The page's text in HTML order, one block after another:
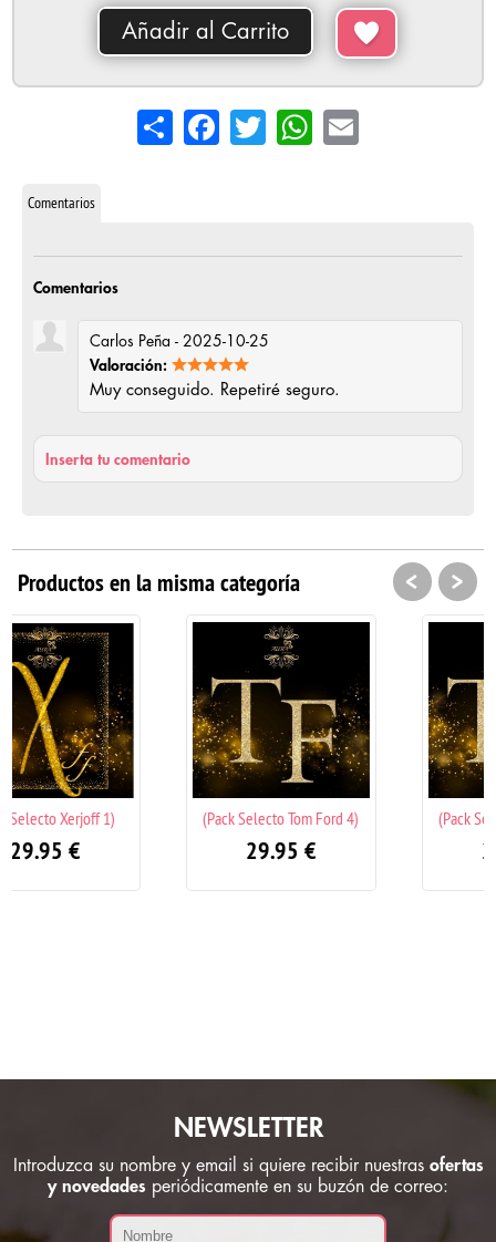
Añadir al Carrito
Share FacebookTwitterWhatsApp
Email
Comentarios
Comentarios
Carlos Peña - 2025-10-25
Valoración:
Muy conseguido. Repetiré seguro.
Inserta tu comentario
Productos en la misma categoría
(Pack Selecto Tom Ford 4) (Pack Selecto Tom Ford 3)
< >
NEWSLETTER
Introduzca su nombre y email si quiere recibir nuestras ofertas
y novedades periódicamente en su buzón de correo: